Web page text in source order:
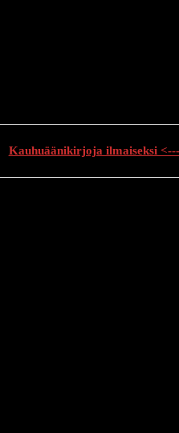
Kauhuäänikirjoja ilmaiseksi